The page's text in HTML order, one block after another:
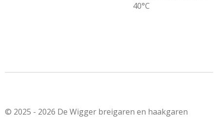
40°C
© 2025 - 2026 De Wigger breigaren en haakgaren